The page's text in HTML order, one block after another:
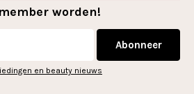
worden!
Abonneer
en beauty nieuws